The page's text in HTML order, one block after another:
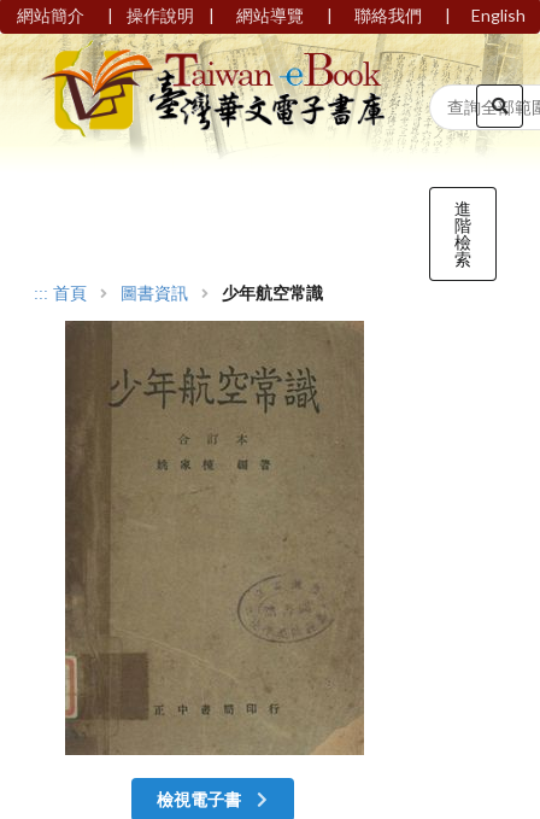
網站簡介 | 操作說明 | 網站導覽 | 聯絡我們 | English
進
階
檢
索
::: 首頁 圖書資訊 少年航空常識
檢視電子書